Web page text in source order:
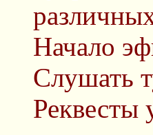
Начало
Слушать
Реквесты